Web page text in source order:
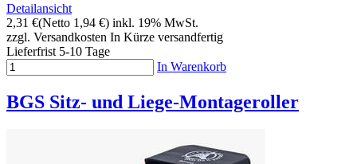
Detailansicht
2,31 €(Netto 1,94 €) inkl. 19% MwSt.
zzgl. Versandkosten In Kürze versandfertig
Lieferfrist 5-10 Tage
In Warenkorb
BGS Sitz- und Liege-Montageroller